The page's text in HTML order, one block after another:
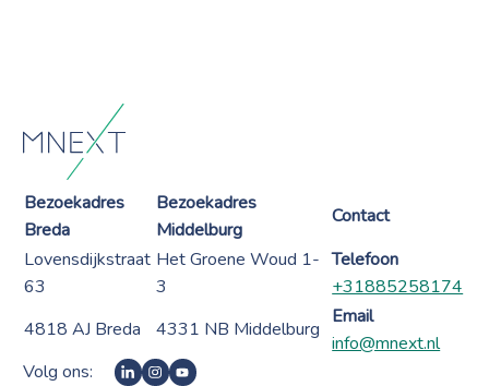
Bezoekadres
Breda
Bezoekadres
Middelburg
Contact
Lovensdijkstraat
63
Het Groene Woud 1-
3
Telefoon
+31885258174
4818 AJ Breda
4331 NB Middelburg
Email
info@mnext.nl
Volg ons: